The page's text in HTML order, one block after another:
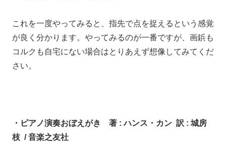
これを一度やってみると、 指先で点を捉えるという感覚
が良く分かります。 やってみるのが一番ですが、 画鋲も
コルクも自宅にない場合はとりあえず想像してみてくだ
さい。
・ピアノ演奏おぼえがき 著 : ハンス・カン 訳 : 城房
枝 / 音楽之友社